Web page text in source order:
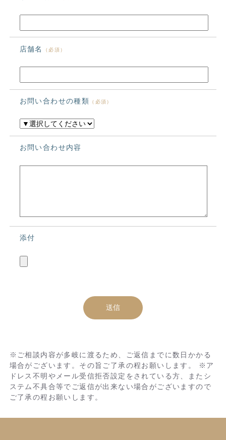
店舗名 （必須）
お問い合わせの種類 （必須）
お問い合わせ内容
添付
※ご相談内容が多岐に渡るため、ご返信までに数日かかる
場合がございます。その旨ご了承の程お願いします。 ※ア
ドレス不明やメール受信拒否設定をされている方、またシ
ステム不具合等でご返信が出来ない場合がございますので
ご了承の程お願いします。